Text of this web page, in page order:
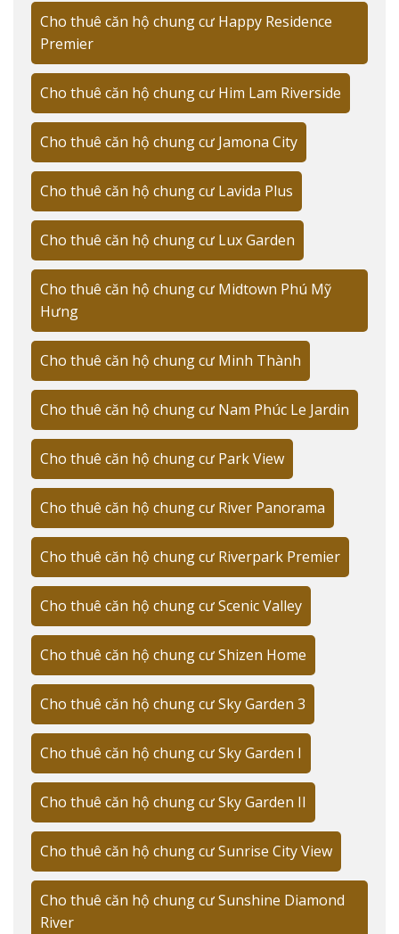
Mô hình căn hộ Duplex Studio hiện đại
Thiết kế thông minh tối ưu không gian:
Tầng 1: Phòng khách + Bếp (20m²)
Tầng 2: Phòng ngủ + WC (15-18m²)
Chiều cao trần: 5.4m
Ban công: 3-5m²
Hướng view: 70% căn hộ view sông
"Mô hình Duplex Studio là xu hướng nhà ở thông minh
đang được ưa chuộng tại các thành phố lớn," chia sẻ từ
Trương Tài Năng - Chuyên gia tư vấn bất động sản cao
Đối tượng khách hàng phù hợp
Phân khúc khách hàng mục tiêu:
Chuyên gia nước ngoài (35%)
Cặp vợ chồng trẻ (30%)
Nhân viên văn phòng (20%)
Sinh viên quốc tế (15%)
VỊ TRÍ CHIẾN LƯỢC VÀ KẾT NỐI GIAO
THÔNG
Cho thuê căn hộ MD Rent House Tân Mỹ sở hữu vị trí
đắc địa tại Quận 7, theo đánh giá của
Savills Vietnam
với khả năng kết nối thuận tiện đến các trung tâm
thương mại và tiện ích xung quanh.
MD Rent House Tân Mỹ sở hữu vị trí
đắc địa tại Quận 7, khu vực đang phát
triển mạnh mẽ với nhiều dự án căn hộ
cao cấp. Nếu bạn đang tìm kiếm các
căn hộ cho thuê tại Quận 7
với mức giá
đa dạng và nhiều lựa chọn, đây là khu
vực lý tưởng với hệ thống tiện ích và
giao thông đồng bộ.
Cho thuê căn hộ chung cư Happy Residence
Premier
Cho thuê căn hộ chung cư Him Lam Riverside
Cho thuê căn hộ chung cư Jamona City
Cho thuê căn hộ chung cư Lavida Plus
Cho thuê căn hộ chung cư Lux Garden
Cho thuê căn hộ chung cư Midtown Phú Mỹ
Hưng
Cho thuê căn hộ chung cư Minh Thành
Cho thuê căn hộ chung cư Nam Phúc Le Jardin
Cho thuê căn hộ chung cư Park View
Cho thuê căn hộ chung cư River Panorama
Cho thuê căn hộ chung cư Riverpark Premier
Cho thuê căn hộ chung cư Scenic Valley
Cho thuê căn hộ chung cư Shizen Home
Cho thuê căn hộ chung cư Sky Garden 3
Cho thuê căn hộ chung cư Sky Garden I
Cho thuê căn hộ chung cư Sky Garden II
Cho thuê căn hộ chung cư Sunrise City View
Cho thuê căn hộ chung cư Sunshine Diamond
River